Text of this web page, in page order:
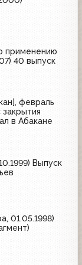
применению
40 выпуск
февраль
в Абакане
Выпуск
01.05.1998)